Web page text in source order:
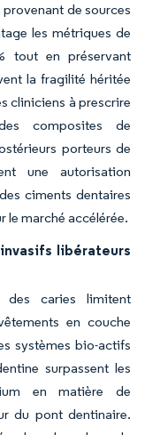
de sources
les métriques de
tout en préservant
la fragilité héritée
cliniciens à prescrire
composites de
porteurs de
une autorisation
ciments dentaires
le marché accélérée.
libérateurs
des caries limitent
en couche
systèmes bio-actifs
surpassent les
en matière de
du pont dentinaire.